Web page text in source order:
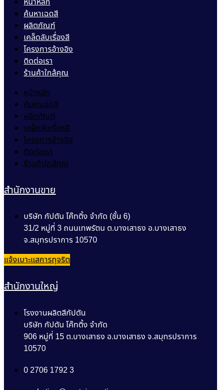
ค้นหาเฉดสี
ผลิตภัณฑ์
เคล็ดลับเรื่องสี
โครงการอ้างอิง
ติดต่อเรา
ร้านค้าใกล้คุณ
หน้าหลัก
ค้นหาเฉดสี
ผลิตภัณฑ์
เคล็ดลับเรื่องสี
โครงการอ้างอิง
ติดต่อเรา
ร้านค้าใกล้คุณ
สำนักงานขาย
บริษัท กัปตัน โค๊ทติ้ง จำกัด (ชั้น 6)
31/2 หมู่ที่ 3 ถนนเทพรัตน ต.บางเสาธง อ.บางเสาธง
จ.สมุทรปราการ 10570
แจ้งเบาะแสการทุจริต
สำนักงานใหญ่
โรงงานผลิตสีกัปตัน
บริษัท กัปตัน โค๊ทติ้ง จำกัด
906 หมู่ที่ 15 ต.บางเสาธง อ.บางเสาธง จ.สมุทรปราการ
10570
0 2706 1792 3